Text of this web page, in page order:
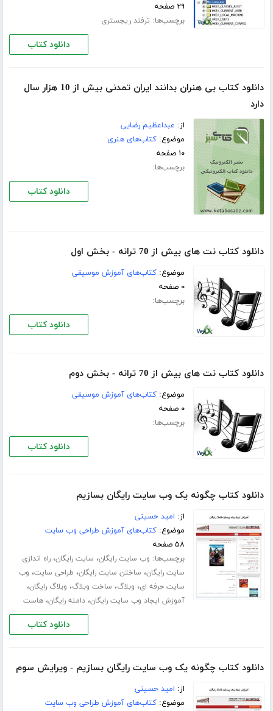
۲۹ صفحه
برچسب‌ها: ترفند ریجستری
دانلود کتاب
دانلود کتاب بی هنران بدانند ایران تمدنی بیش از 10 هزار سال
دارد
از: عبداعظیم رضایی
موضوع:کتاب‌های هنری
۱۰ صفحه
برچسب‌ها:
دانلود کتاب
دانلود کتاب نت های بیش از 70 ترانه - بخش اول
موضوع:کتاب‌های آموزش موسیقی
۰ صفحه
برچسب‌ها:
دانلود کتاب
دانلود کتاب نت های بیش از 70 ترانه - بخش دوم
موضوع:کتاب‌های آموزش موسیقی
۰ صفحه
برچسب‌ها:
دانلود کتاب
دانلود کتاب چگونه یک وب سایت رایگان بسازیم
از: امید حسینی
موضوع:کتاب‌های آموزش طراحی وب سایت
۵۸ صفحه
برچسب‌ها: وب سایت رایگان، سایت رایگان،راه اندازی
سایت رایگان، ساختن سایت رایگان، طراحی سایت، وب
سایت حرفه ای، وبلاگ، ساخت وبلاگ، وبلاگ رایگان،
آموزش ایجاد وب سایت رایگان،دامنه رایگان،هاست
دانلود کتاب
دانلود کتاب چگونه یک وب سایت رایگان بسازیم - ویرایش سوم
از: امید حسینی
موضوع:کتاب‌های آموزش طراحی وب سایت